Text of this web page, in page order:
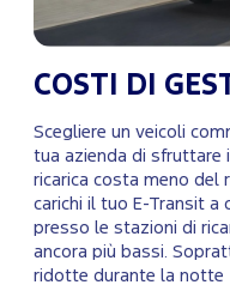
COSTI DI
Scegliere un veicoli
tua azienda di sfruttare
ricarica costa meno del
carichi il tuo E-Transit a
presso le stazioni di
ancora più bassi.
ridotte durante la notte